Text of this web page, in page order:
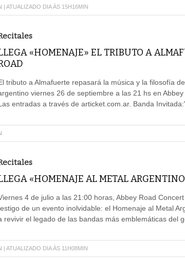
ATUALIZADO DIA ÀS 15H16MIN
«HOMENAJE» EL TRIBUTO A
tributo a Almafuerte repasará la música y la filosofía
viernes 26 de septiembre a las 21 hs en
entradas a través de articket.com.ar. Banda
«HOMENAJE AL METAL
4 de julio a las 21:00 horas, Abbey Road
de un evento inolvidable: el Homenaje al Metal
revivir el legado de las bandas más emblemáticas del
ATUALIZADO DIA ÀS 11H08MIN